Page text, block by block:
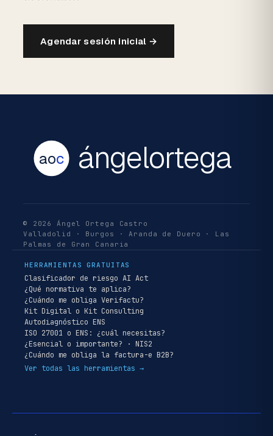
Agendar sesión inicial →
aoc ángelortega
© 2026 Ángel Ortega Castro
Valladolid · Burgos · Aranda de Duero · Las
Palmas de Gran Canaria
HERRAMIENTAS GRATUITAS
Clasificador de riesgo AI Act
¿Qué normativa te aplica?
¿Cuándo me obliga Verifactu?
Kit Digital o Kit Consulting
Autodiagnóstico ENS
ISO 27001 o ENS: ¿cuál necesitas?
¿Esencial o importante? · NIS2
¿Cuándo me obliga la factura-e B2B?
Ver todas las herramientas →